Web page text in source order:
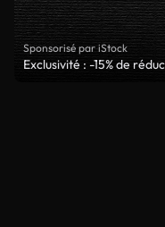
Sponsorisé par iStock
Exclusivité : -15% de